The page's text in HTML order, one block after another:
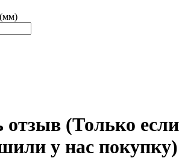
отзыв (Только если
у нас покупку)